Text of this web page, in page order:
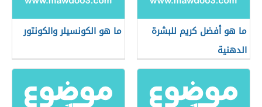
ما هو أفضل كريم للبشرة
الدهنية
ما هو الكونسيلر والكونتور